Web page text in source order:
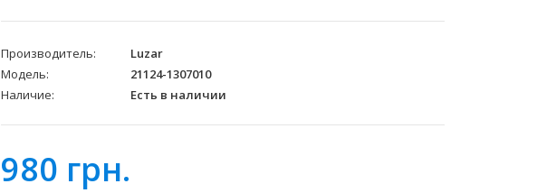
Производитель:
Luzar
Модель:
21124-1307010
Наличие:
Есть в наличии
980 грн.